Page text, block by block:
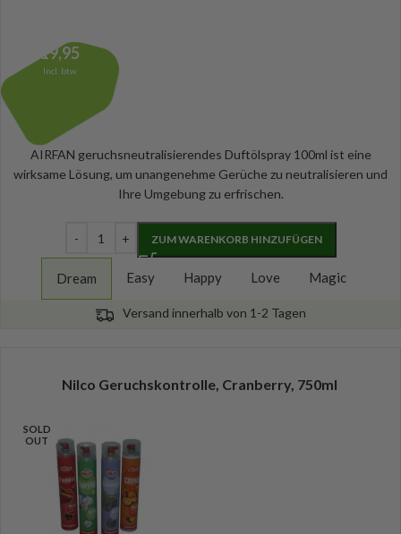
19,95
Incl. btw
AIRFAN geruchsneutralisierendes Duftölspray 100ml ist eine
wirksame Lösung, um unangenehme Gerüche zu neutralisieren und
Ihre Umgebung zu erfrischen.
ZUM WARENKORB HINZUFÜGEN
Dream Easy Happy Love Magic
Versand innerhalb von 1-2 Tagen
Nilco Geruchskontrolle, Cranberry, 750ml
SOLD
OUT